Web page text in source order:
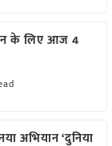
के लिए आज 4
अभियान ‘दुनिया